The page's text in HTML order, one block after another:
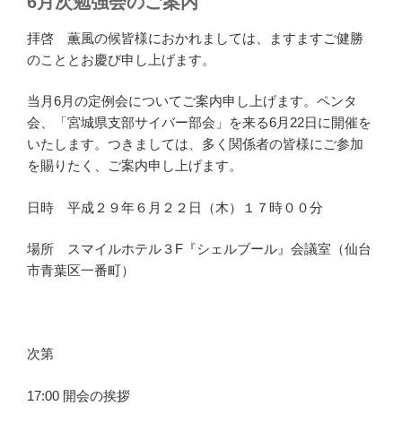
拝啓 薫風の候皆様におかれましては、ますますご健勝
のこととお慶び申し上げます。
当月6月の定例会についてご案内申し上げます。ペンタ
会、「宮城県支部サイバー部会」を来る6月22日に開催を
いたします。つきましては、多く関係者の皆様にご参加
を賜りたく、ご案内申し上げます。
日時 平成２９年６月２２日（木）１７時００分
場所 スマイルホテル３F『シェルブール』会議室（仙台
市青葉区一番町）
次第
17:00 開会の挨拶